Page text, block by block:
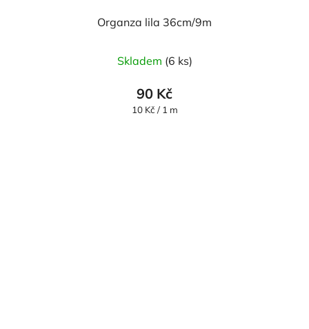
Organza lila 36cm/9m
hodnocení
produktu
je
Skladem (6 ks)
90 Kč
Měrná
10 Kč / 1 m